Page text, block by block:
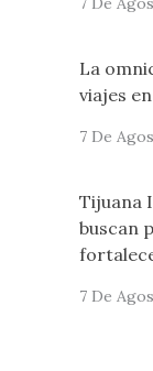
La
viajes
7 De
Tijuana
buscan
7 De